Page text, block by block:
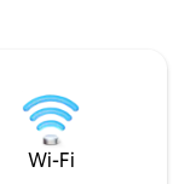
ル・お子様連れの
ーファー
Wi-Fi